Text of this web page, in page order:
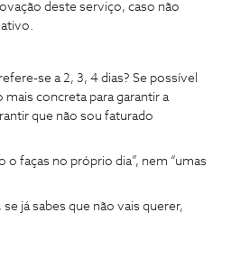
deste serviço, caso não
se a 2, 3, 4 dias? Se possível
concreta para garantir a
que não sou faturado
o faças no próprio dia”, nem “umas
já sabes que não vais querer,